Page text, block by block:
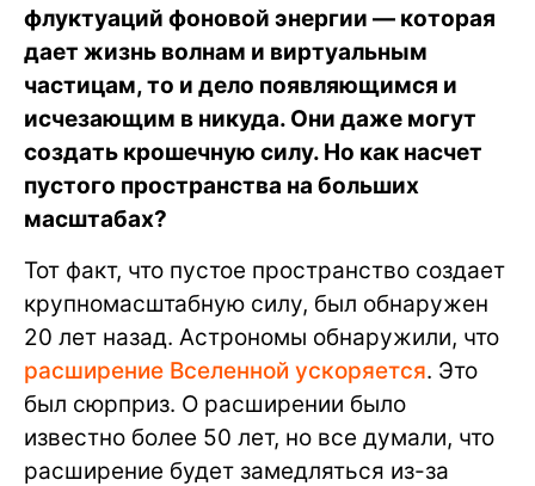
флуктуаций фоновой энергии — которая
дает жизнь волнам и виртуальным
частицам, то и дело появляющимся и
исчезающим в никуда. Они даже могут
создать крошечную силу. Но как насчет
пустого пространства на больших
масштабах?
Тот факт, что пустое пространство создает
крупномасштабную силу, был обнаружен
20 лет назад. Астрономы обнаружили, что
расширение Вселенной ускоряется. Это
был сюрприз. О расширении было
известно более 50 лет, но все думали, что
расширение будет замедляться из-за